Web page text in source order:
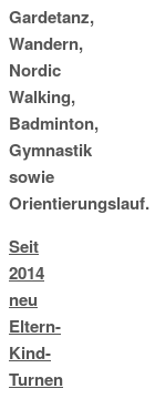
Gardetanz,
Wandern,
Nordic
Walking,
Badminton,
Gymnastik
sowie
Orientierungslauf.
Seit
2014
neu
Eltern-
Kind-
Turnen